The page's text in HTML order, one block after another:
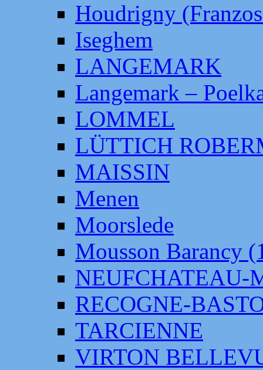
Houdrigny
Iseghem
LANGEMARK
Langemark –
LOMMEL
LÜTTICH
MAISSIN
Menen
Moorslede
Mousson Barancy
NEUFCHATEAU-
RECOGNE-
TARCIENNE
VIRTON